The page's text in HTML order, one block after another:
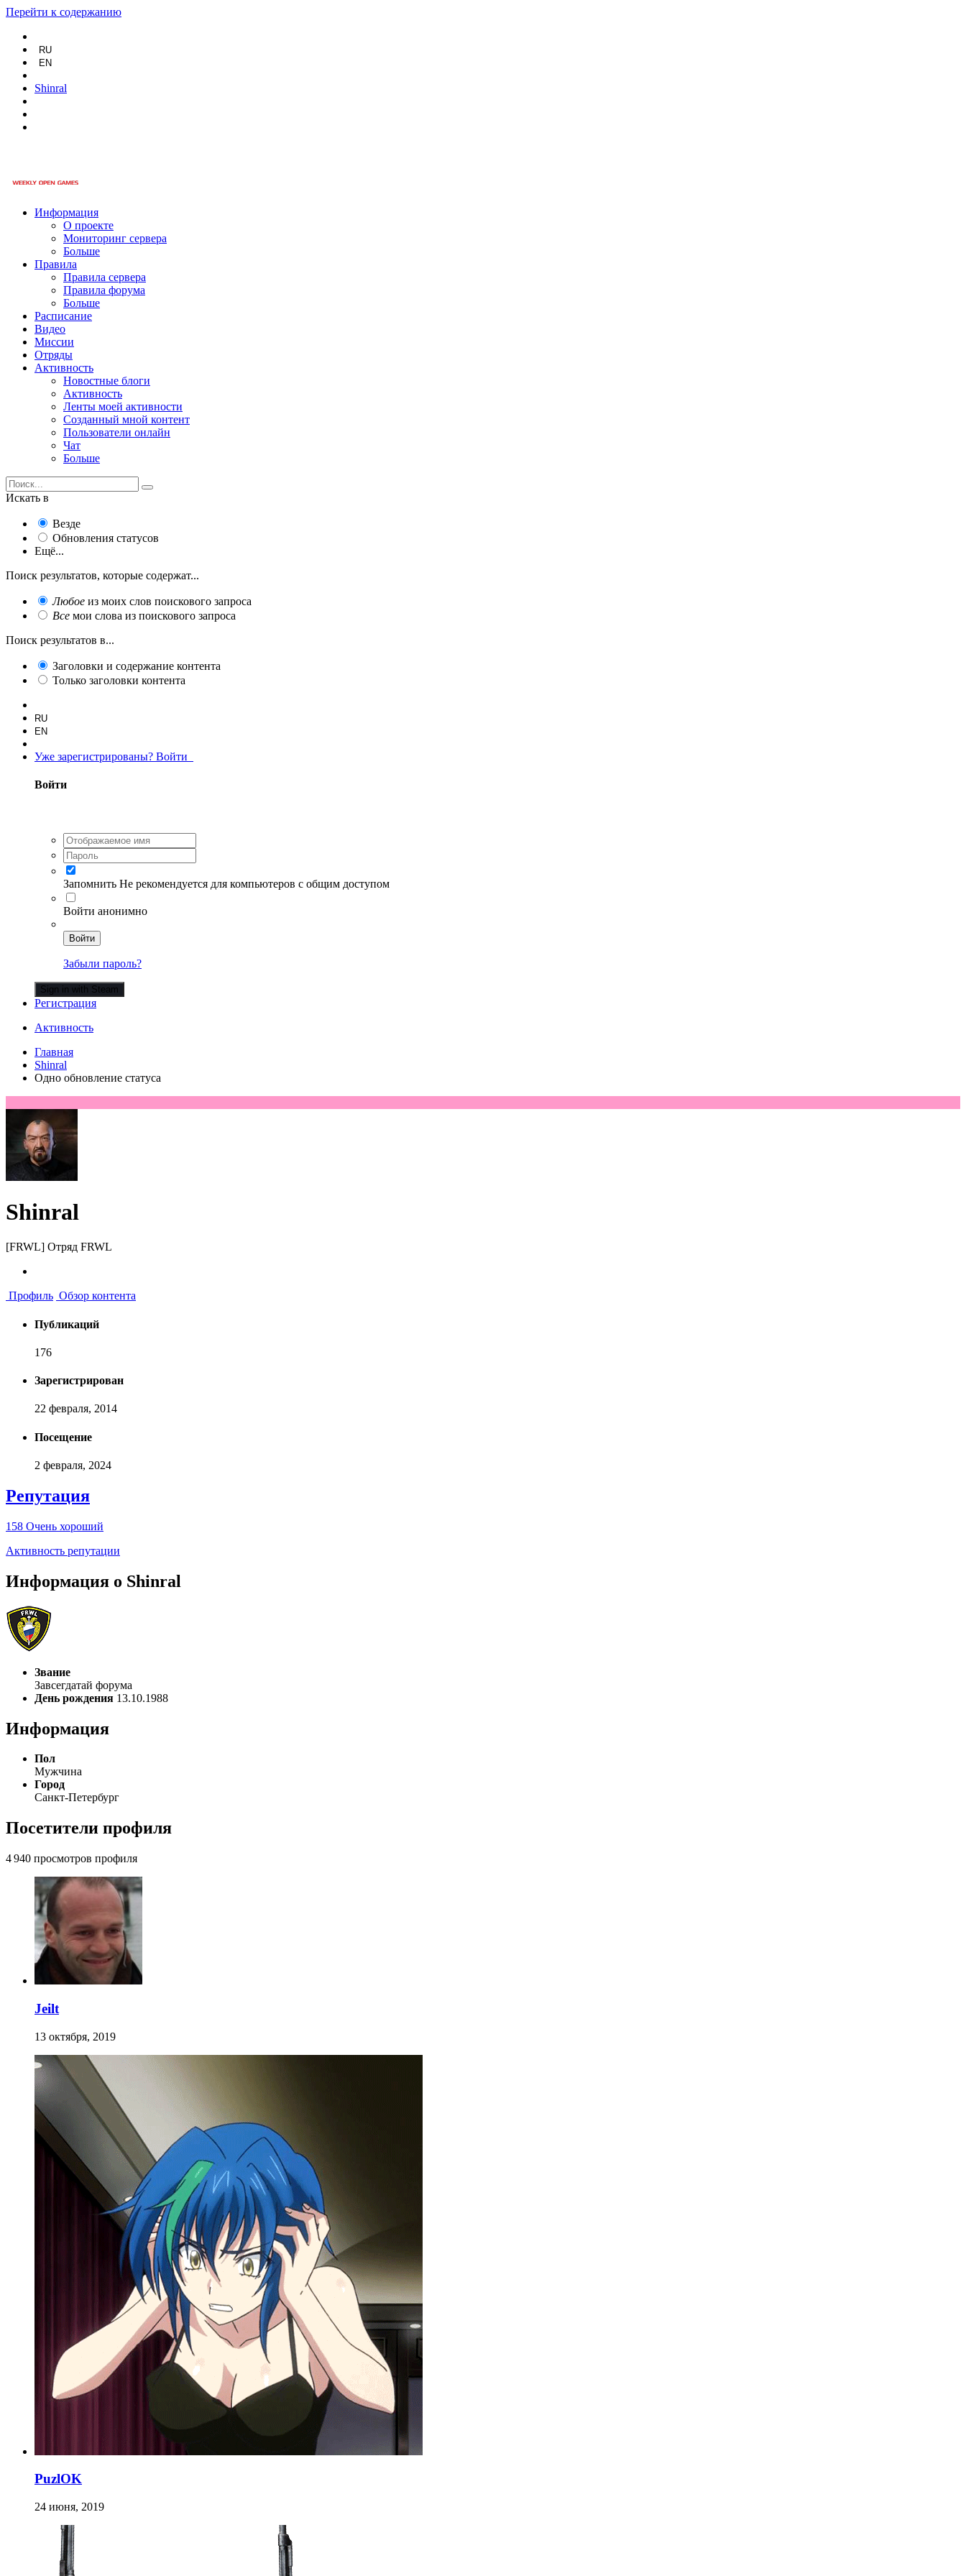
Перейти к содержанию
RU
EN
Shinral
Информация
О проекте
Мониторинг сервера
Больше
Правила
Правила сервера
Правила форума
Больше
Расписание
Видео
Миссии
Отряды
Активность
Новостные блоги
Активность
Ленты моей активности
Созданный мной контент
Пользователи онлайн
Чат
Больше
Искать в
Везде
Обновления статусов
Ещё...
Поиск результатов, которые содержат...
Любое из моих слов поискового запроса
Все мои слова из поискового запроса
Поиск результатов в...
Заголовки и содержание контента
Только заголовки контента
RU
EN
Уже зарегистрированы? Войти
Войти
Запомнить Не рекомендуется для компьютеров с общим доступом
Войти анонимно
Войти
Забыли пароль?
Sign in with Steam
Регистрация
Активность
Главная
Shinral
Одно обновление статуса
Shinral
[FRWL] Отряд FRWL
Профиль Обзор контента
Публикаций
176
Зарегистрирован
22 февраля, 2014
Посещение
2 февраля, 2024
Репутация
158 Очень хороший
Активность репутации
Информация о Shinral
Звание
Завсегдатай форума
День рождения 13.10.1988
Информация
Пол
Мужчина
Город
Санкт-Петербург
Посетители профиля
4 940 просмотров профиля
Jeilt
13 октября, 2019
PuzlOK
24 июня, 2019